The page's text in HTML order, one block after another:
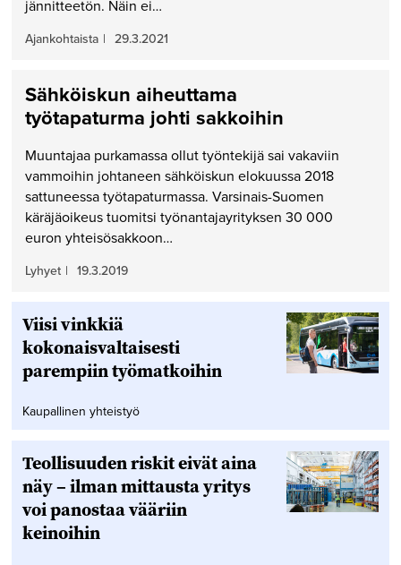
jännitteetön. Näin ei…
Ajankohtaista | 29.3.2021
Sähköiskun aiheuttama
työtapaturma johti sakkoihin
Muuntajaa purkamassa ollut työntekijä sai vakaviin
vammoihin johtaneen sähköiskun elokuussa 2018
sattuneessa työtapaturmassa. Varsinais-Suomen
käräjäoikeus tuomitsi työnantajayrityksen 30 000
euron yhteisösakkoon…
Lyhyet | 19.3.2019
Viisi vinkkiä
kokonaisvaltaisesti
parempiin työmatkoihin
Kaupallinen yhteistyö
Teollisuuden riskit eivät aina
näy – ilman mittausta yritys
voi panostaa vääriin
keinoihin